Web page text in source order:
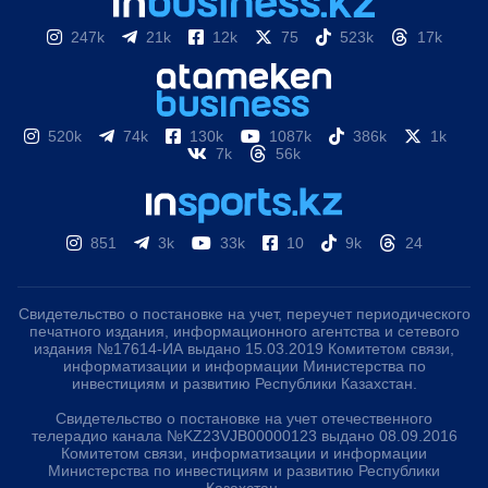
247k 21k 12k 75 523k 17k
520k 74k 130k 1087k 386k
1k
7k
56k
851 3k 33k 10 9k 24
Свидетельство о постановке на учет, переучет периодического
печатного издания, информационного агентства и сетевого
издания №17614-ИА выдано 15.03.2019 Комитетом связи,
информатизации и информации Министерства по
инвестициям и развитию Республики Казахстан.
Свидетельство о постановке на учет отечественного
телерадио канала №KZ23VJB00000123 выдано 08.09.2016
Комитетом связи, информатизации и информации
Министерства по инвестициям и развитию Республики